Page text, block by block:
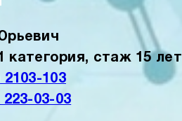
категория, стаж 15 лет
2103-103
223-03-03